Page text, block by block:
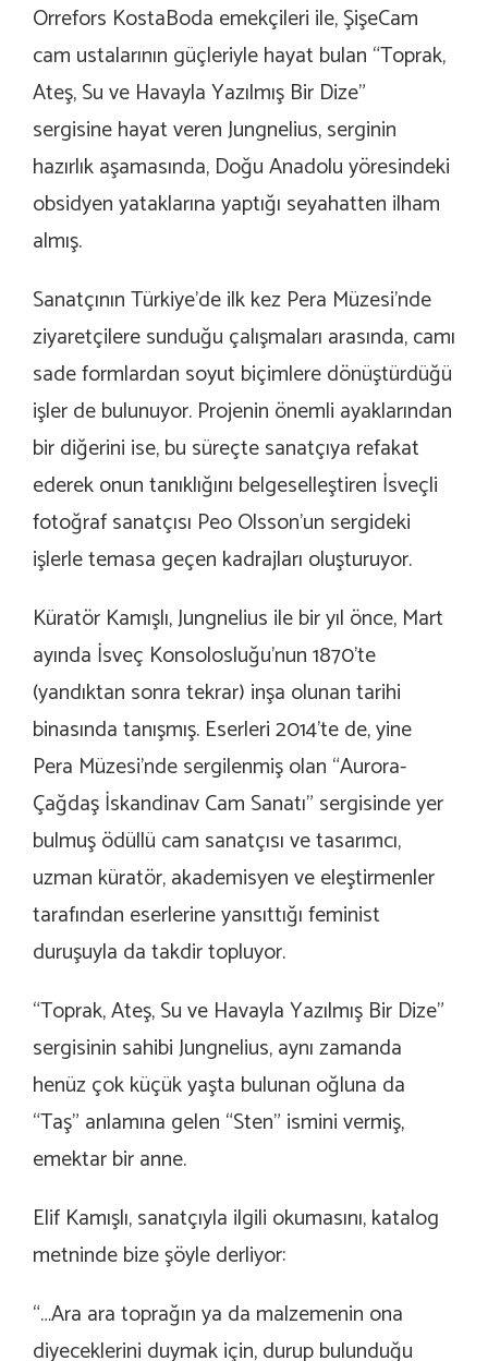
Orrefors KostaBoda emekçileri ile, ŞişeCam
cam ustalarının güçleriyle hayat bulan “Toprak,
Ateş, Su ve Havayla Yazılmış Bir Dize”
sergisine hayat veren Jungnelius, serginin
hazırlık aşamasında, Doğu Anadolu yöresindeki
obsidyen yataklarına yaptığı seyahatten ilham
almış.
Sanatçının Türkiye’de ilk kez Pera Müzesi’nde
ziyaretçilere sunduğu çalışmaları arasında, camı
sade formlardan soyut biçimlere dönüştürdüğü
işler de bulunuyor. Projenin önemli ayaklarından
bir diğerini ise, bu süreçte sanatçıya refakat
ederek onun tanıklığını belgeselleştiren İsveçli
fotoğraf sanatçısı Peo Olsson’un sergideki
işlerle temasa geçen kadrajları oluşturuyor.
Küratör Kamışlı, Jungnelius ile bir yıl önce, Mart
ayında İsveç Konsolosluğu’nun 1870’te
(yandıktan sonra tekrar) inşa olunan tarihi
binasında tanışmış. Eserleri 2014’te de, yine
Pera Müzesi’nde sergilenmiş olan “Aurora-
Çağdaş İskandinav Cam Sanatı” sergisinde yer
bulmuş ödüllü cam sanatçısı ve tasarımcı,
uzman küratör, akademisyen ve eleştirmenler
tarafından eserlerine yansıttığı feminist
duruşuyla da takdir topluyor.
“Toprak, Ateş, Su ve Havayla Yazılmış Bir Dize”
sergisinin sahibi Jungnelius, aynı zamanda
henüz çok küçük yaşta bulunan oğluna da
“Taş” anlamına gelen “Sten” ismini vermiş,
emektar bir anne.
Elif Kamışlı, sanatçıyla ilgili okumasını, katalog
metninde bize şöyle derliyor:
“…Ara ara toprağın ya da malzemenin ona
diyeceklerini duymak için, durup bulunduğu